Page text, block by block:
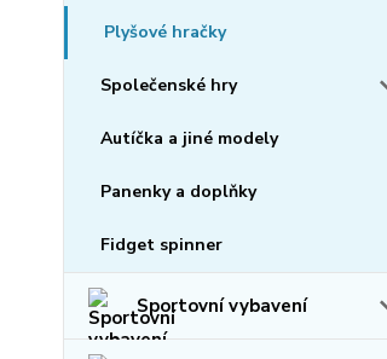
Plyšové hračky
Společenské hry
Autíčka a jiné modely
Panenky a doplňky
Fidget spinner
Sportovní vybavení